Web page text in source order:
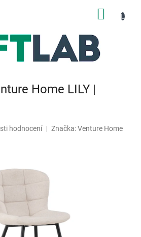
Home LILY |
hodnocení Značka:Venture Home